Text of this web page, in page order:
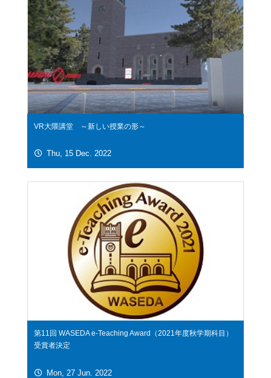
VR大隈講堂 ～新しい授業の形～
Thu, 15 Dec. 2022
第11回 WASEDA e-Teaching Award（2021年度秋学期科目）
受賞者決定
Mon, 27 Jun. 2022